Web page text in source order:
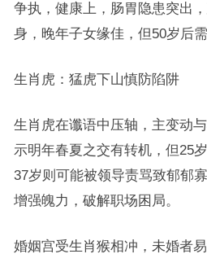
争执，健康上，肠胃隐患突出
身，晚年子女缘佳，但50岁后
生肖虎：猛虎下山慎防陷阱
生肖虎在谶语中压轴，主变动
示明年春夏之交有转机，但25
37岁则可能被领导责骂致郁郁
增强魄力，破解职场困局。
婚姻宫受生肖猴相冲，未婚者